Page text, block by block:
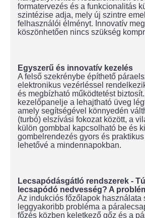
formatervezés és a funkcionalitás
szintézise adja, mely új szintre
felhasználói élményt. Innovatív
köszönhetően nincs szükség
Egyszerű és innovatív kezelés
A felső szekrénybe építhető
elektronikus vezérléssel
és megbízható működtetést
kezelőpanelje a lehajtható üveg
amely segítségével könnyedén
(turbó) elszívási fokozat között, a
külön gombbal kapcsolható be és
gombelrendezés gyors és
lehetővé a mindennapokban.
Lecsapódásgátló rendszerek -
lecsapódó nedvesség? A
Az indukciós főzőlapok használata
leggyakoribb probléma a
főzés közben keletkező gőz és a